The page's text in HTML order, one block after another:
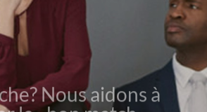
Nous aidons à
le «bon match».